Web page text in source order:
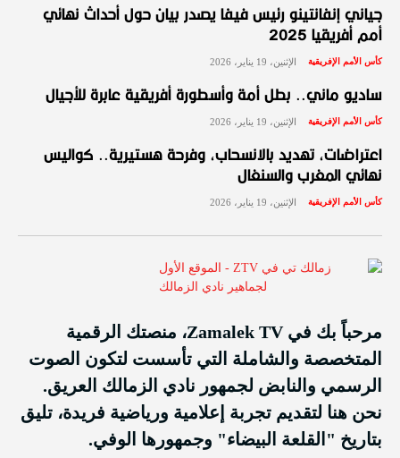
جياني إنفانتينو رئيس فيفا يصدر بيان حول أحداث نهائي
أمم أفريقيا 2025
كأس الأمم الإفريقية الإثنين، 19 يناير، 2026
ساديو ماني.. بطل أمة وأسطورة أفريقية عابرة للأجيال
كأس الأمم الإفريقية الإثنين، 19 يناير، 2026
اعتراضات، تهديد بالانسحاب، وفرحة هستيرية.. كواليس
نهائي المغرب والسنغال
كأس الأمم الإفريقية الإثنين، 19 يناير، 2026
مرحباً بك في Zamalek TV، منصتك الرقمية
المتخصصة والشاملة التي تأسست لتكون الصوت
الرسمي والنابض لجمهور نادي الزمالك العريق.
نحن هنا لتقديم تجربة إعلامية ورياضية فريدة، تليق
بتاريخ "القلعة البيضاء" وجمهورها الوفي.